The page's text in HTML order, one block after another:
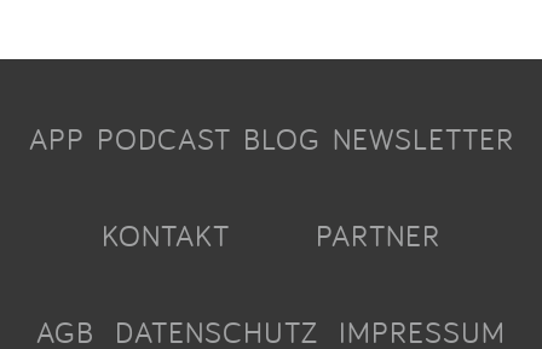
APP PODCAST BLOG NEWSLETTER
KONTAKT PARTNER
AGB DATENSCHUTZ IMPRESSUM